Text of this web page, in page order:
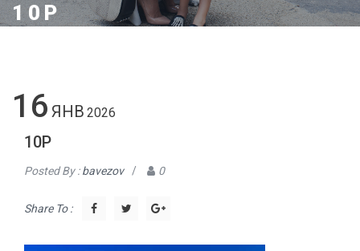
10P
16 ЯНВ 2026
10P
Posted By :bavezov / 0
Share To :